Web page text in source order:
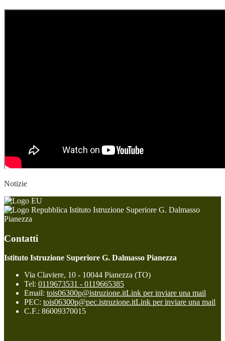
Notizie
Istituto Istruzione Superiore G. Dalmasso
Pianezza
Contatti
Istituto Istruzione Superiore G. Dalmasso Pianezza
Via Claviere, 10 - 10044 Pianezza (TO)
Tel: 0119673531 - 0119665385
Email: tois06300p@istruzione.itLink per inviare una mail
PEC: tois06300p@pec.istruzione.itLink per inviare una mail
C.F.: 86009370015